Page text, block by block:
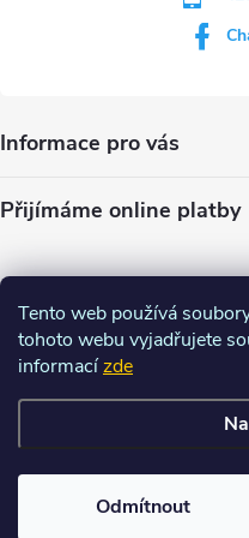
Tento web používá
tohoto webu vyjadřujete
informacízde
Odmítnout
Informace pro vás
Přijímáme online platby